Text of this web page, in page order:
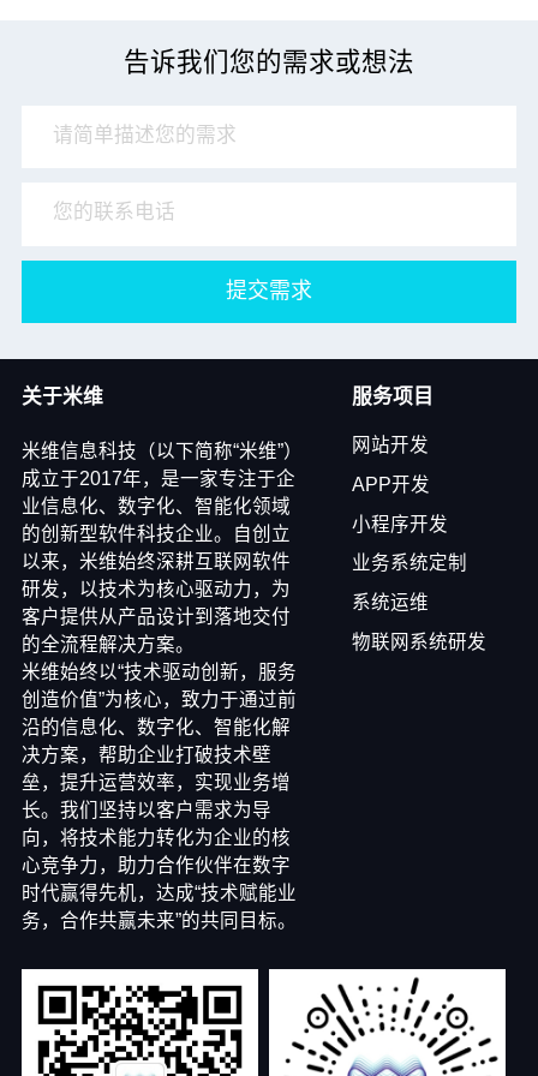
告诉我们您的需求或想法
提交需求
关于米维
米维信息科技（以下简称“米维”）
成立于2017年，是一家专注于企
业信息化、数字化、智能化领域
的创新型软件科技企业。自创立
以来，米维始终深耕互联网软件
研发，以技术为核心驱动力，为
客户提供从产品设计到落地交付
的全流程解决方案。
米维始终以“技术驱动创新，服务
创造价值”为核心，致力于通过前
沿的信息化、数字化、智能化解
决方案，帮助企业打破技术壁
垒，提升运营效率，实现业务增
长。我们坚持以客户需求为导
向，将技术能力转化为企业的核
心竞争力，助力合作伙伴在数字
时代赢得先机，达成“技术赋能业
务，合作共赢未来”的共同目标。
服务项目
网站开发
APP开发
小程序开发
业务系统定制
系统运维
物联网系统研发